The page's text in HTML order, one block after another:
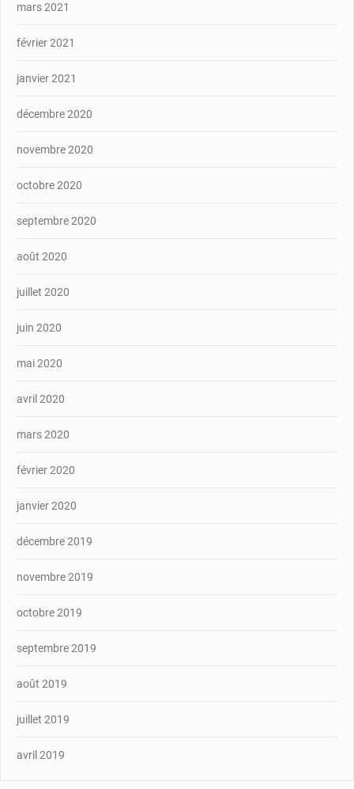
mars 2021
février 2021
janvier 2021
décembre 2020
novembre 2020
octobre 2020
septembre 2020
août 2020
juillet 2020
juin 2020
mai 2020
avril 2020
mars 2020
février 2020
janvier 2020
décembre 2019
novembre 2019
octobre 2019
septembre 2019
août 2019
juillet 2019
avril 2019